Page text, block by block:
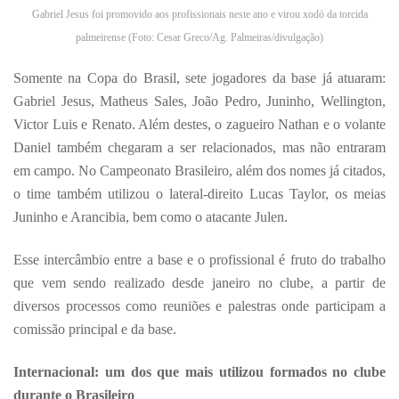
Gabriel Jesus foi promovido aos profissionais neste ano e virou xodó da torcida
palmeirense (Foto: Cesar Greco/Ag. Palmeiras/divulgação)
Somente na Copa do Brasil, sete jogadores da base já atuaram:
Gabriel Jesus, Matheus Sales, João Pedro, Juninho, Wellington,
Victor Luis e Renato. Além destes, o zagueiro Nathan e o volante
Daniel também chegaram a ser relacionados, mas não entraram
em campo. No Campeonato Brasileiro, além dos nomes já citados,
o time também utilizou o lateral-direito Lucas Taylor, os meias
Juninho e Arancibia, bem como o atacante Julen.
Esse intercâmbio entre a base e o profissional é fruto do trabalho
que vem sendo realizado desde janeiro no clube, a partir de
diversos processos como reuniões e palestras onde participam a
comissão principal e da base.
Internacional: um dos que mais utilizou formados no clube
durante o Brasileiro